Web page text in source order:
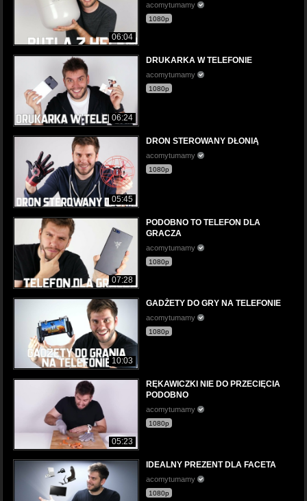
06:04
acomytumamy
1080p
06:24
DRUKARKA W TELEFONIE
acomytumamy
1080p
05:45
DRON STEROWANY DŁONIĄ
acomytumamy
1080p
07:28
PODOBNO TO TELEFON DLA
GRACZA
acomytumamy
1080p
10:03
GADŻETY DO GRY NA TELEFONIE
acomytumamy
1080p
05:23
RĘKAWICZKI NIE DO PRZECIĘCIA
PODOBNO
acomytumamy
1080p
IDEALNY PREZENT DLA FACETA
acomytumamy
1080p